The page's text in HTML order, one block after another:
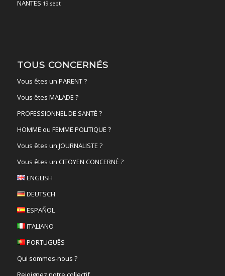
NANTES 19 sept
TOUS CONCERNÉS
Vous êtes un PARENT ?
Vous êtes MALADE ?
PROFESSIONNEL DE SANTÉ ?
HOMME ou FEMME POLITIQUE ?
Vous êtes un JOURNALISTE ?
Vous êtes un CITOYEN CONCERNÉ ?
ENGLISH
DEUTSCH
ESPAÑOL
ITALIANO
PORTUGUÊS
Qui sommes-nous ?